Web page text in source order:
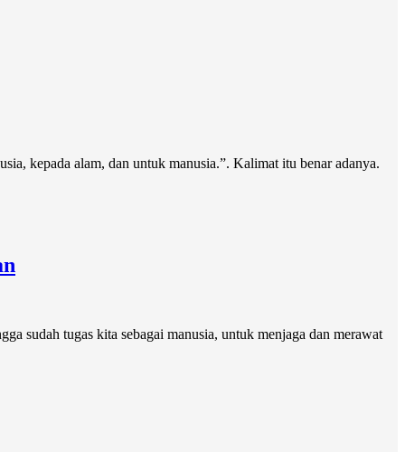
kepada alam, dan untuk manusia.”. Kalimat itu benar adanya.
sudah tugas kita sebagai manusia, untuk menjaga dan merawat